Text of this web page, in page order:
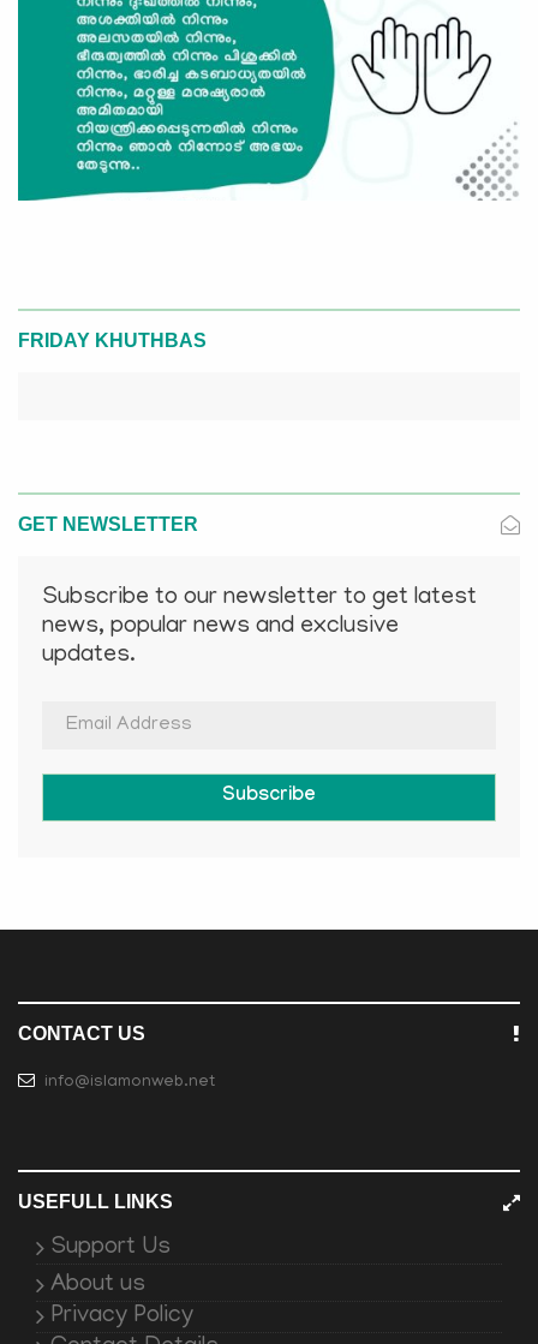
FRIDAY KHUTHBAS
GET NEWSLETTER
Subscribe to our newsletter to get latest
news, popular news and exclusive
updates.
Subscribe
CONTACT US
info@islamonweb.net
USEFULL LINKS
Support Us
About us
Privacy Policy